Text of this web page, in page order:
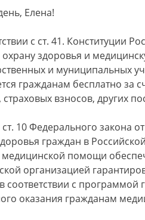
Елена!
с ст. 41. Конституции
охрану здоровья и
и муниципальных
гражданам бесплатно за
взносов, других
ст. 10 Федерального закона
граждан в
медицинской помощи
организацией
с программой
оказания гражданам